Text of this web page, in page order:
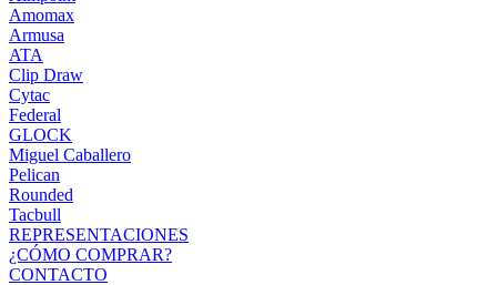
Amomax
Armusa
ATA
Clip Draw
Cytac
Federal
GLOCK
Miguel Caballero
Pelican
Rounded
Tacbull
REPRESENTACIONES
¿CÓMO COMPRAR?
CONTACTO